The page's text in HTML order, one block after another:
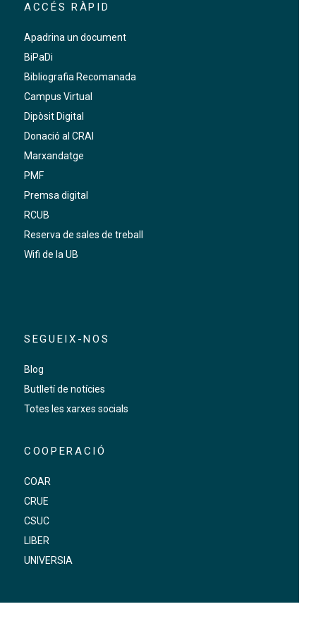
ACCÉS RÀPID
Apadrina un document
BiPaDi
Bibliografia Recomanada
Campus Virtual
Dipòsit Digital
Donació al CRAI
Marxandatge
PMF
Premsa digital
RCUB
Reserva de sales de treball
Wifi de la UB
SEGUEIX-NOS
Blog
Butlletí de notícies
Totes les xarxes socials
COOPERACIÓ
COAR
CRUE
CSUC
LIBER
UNIVERSIA